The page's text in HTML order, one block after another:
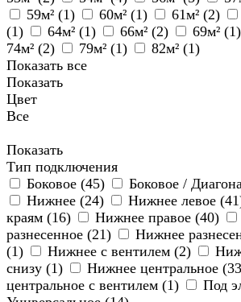
59м² (1) 60м² (1) 61м² (2)
(1) 64м² (1) 66м² (2) 69м² (1)
74м² (2) 79м² (1) 82м² (1)
Показать все
Показать
Цвет
Все
Показать
Тип подключения
Боковое (45) Боковое /
Нижнее (24) Нижнее левое (41
краям (16) Нижнее правое (40)
разнесенное (21)
Нижнее
(1) Нижнее с вентилем (2)
снизу (1) Нижнее центральное (33
центральное с вентилем (1) Под